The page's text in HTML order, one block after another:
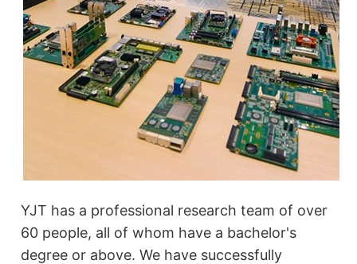
YJT has a professional research team of over
60 people, all of whom have a bachelor's
degree or above. We have successfully